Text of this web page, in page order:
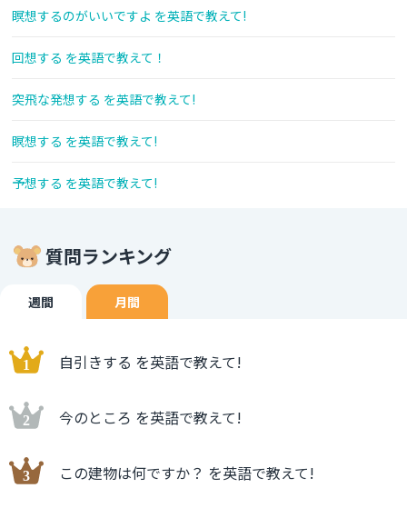
瞑想するのがいいですよ を英語で教えて!
回想する を英語で教えて！
突飛な発想する を英語で教えて!
瞑想する を英語で教えて!
予想する を英語で教えて!
質問ランキング
週間 月間
自引きする を英語で教えて!
今のところ を英語で教えて!
この建物は何ですか？ を英語で教えて!